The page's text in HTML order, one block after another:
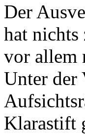
Der
hat
vor allem
Unter der
Klarastift